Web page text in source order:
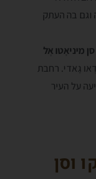
וגם בה העתק
מיניאָטו אֶל
גָאדי. רחבת
על העיר
וסן